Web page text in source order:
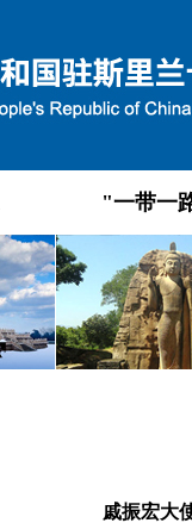
"一带一
戚振宏大